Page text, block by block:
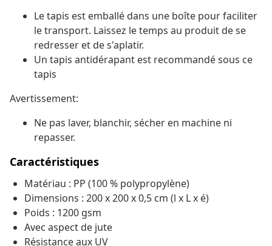
Le tapis est emballé dans une boîte pour faciliter
le transport. Laissez le temps au produit de se
redresser et de s'aplatir.
Un tapis antidérapant est recommandé sous ce
tapis
Avertissement:
Ne pas laver, blanchir, sécher en machine ni
repasser.
Caractéristiques
Matériau : PP (100 % polypropylène)
Dimensions : 200 x 200 x 0,5 cm (l x L x é)
Poids : 1200 gsm
Avec aspect de jute
Résistance aux UV